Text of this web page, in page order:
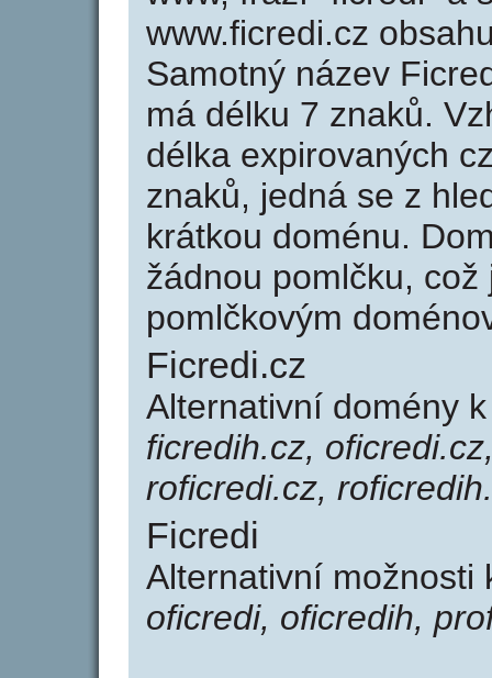
www.ficredi.cz
Samotný název
má délku 7 znaků.
délka expirovaných
znaků, jedná se z
krátkou doménu.
žádnou pomlčku,
pomlčkovým
Ficredi.cz
Alternativní domény
ficredih.cz,
roficredi.cz,
Ficredi
Alternativní
oficredi, oficredih,